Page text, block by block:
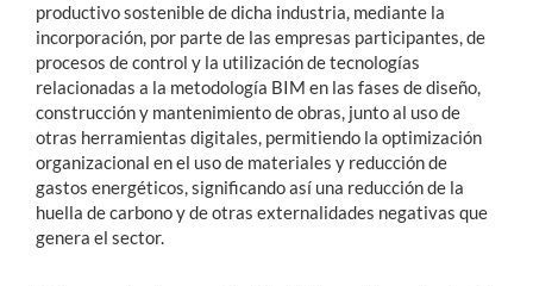
productivo sostenible de dicha industria, mediante la
incorporación, por parte de las empresas participantes, de
procesos de control y la utilización de tecnologías
relacionadas a la metodología BIM en las fases de diseño,
construcción y mantenimiento de obras, junto al uso de
otras herramientas digitales, permitiendo la optimización
organizacional en el uso de materiales y reducción de
gastos energéticos, significando así una reducción de la
huella de carbono y de otras externalidades negativas que
genera el sector.